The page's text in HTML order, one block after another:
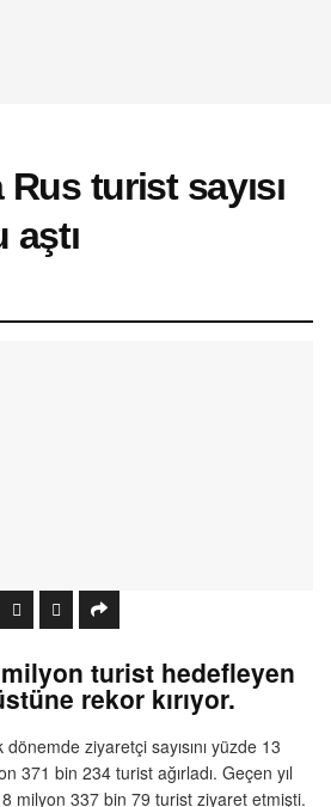
turist sayısı
aştı
turist hedefleyen
rekor kırıyor.
ziyaretçi sayısını yüzde 13
371 bin 234 turist ağırladı. Geçen yıl
8 milyon 337 bin 79 turist ziyaret etmişti.